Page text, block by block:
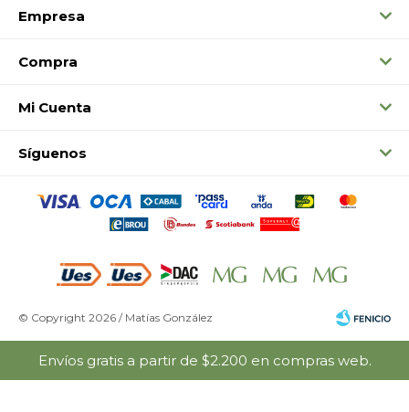
Empresa
Compra
Mi Cuenta
Síguenos
© Copyright 2026 / Matías González
Envíos gratis a partir de $2.200 en compras web.